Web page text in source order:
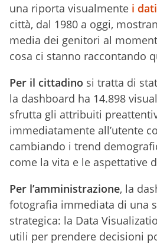
una riporta visualmente i
città, dal 1980 a oggi,
media dei genitori al
cosa ci stanno raccontando
Per il cittadino si tratta di
la dashboard ha 14.898
sfrutta gli attribuiti
immediatamente all’utente
cambiando i trend
come la vita e le aspettative
Per l’amministrazione, la
fotografia immediata di una
strategica: la Data
utili per prendere decisioni